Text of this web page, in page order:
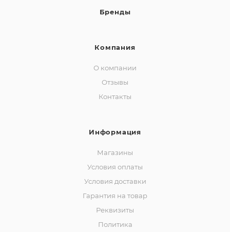
Бренды
Компания
О компании
Отзывы
Контакты
Информация
Магазины
Условия оплаты
Условия доставки
Гарантия на товар
Реквизиты
Политика